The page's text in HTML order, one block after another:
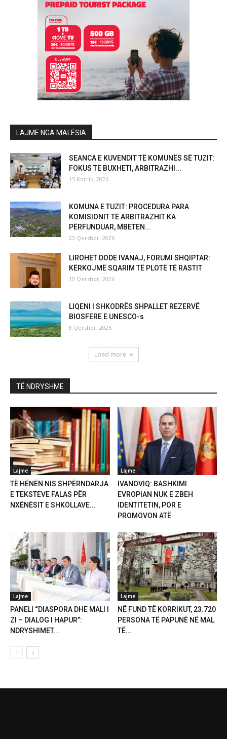
LAJME NGA MALËSIA
SEANCA E KUVENDIT TË KOMUNËS SË TUZIT:
FOKUS TE BUXHETI, ARBITRAZHI...
15 Korrik, 2026
KOMUNA E TUZIT: PROCEDURA PARA
KOMISIONIT TË ARBITRAZHIT KA
PËRFUNDUAR, MBETEN...
23 Qershor, 2026
LIROHET DODË IVANAJ, FORUMI SHQIPTAR:
KËRKOJMË SQARIM TË PLOTË TË RASTIT
10 Qershor, 2026
LIQENI I SHKODRËS SHPALLET REZERVË
BIOSFERE E UNESCO-s
8 Qershor, 2026
Load more
TË NDRYSHME
Lajme
TË HËNËN NIS SHPËRNDARJA
E TEKSTEVE FALAS PËR
NXËNËSIT E SHKOLLAVE...
Lajme
IVANOVIQ: BASHKIMI
EVROPIAN NUK E ZBEH
IDENTITETIN, POR E
PROMOVON ATË
Lajme
PANELI “DIASPORA DHE MALI I
ZI – DIALOG I HAPUR”:
NDRYSHIMET...
Lajme
NË FUND TË KORRIKUT, 23.720
PERSONA TË PAPUNË NË MAL
TË...